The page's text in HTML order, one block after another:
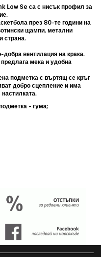
Low Seса с нисък профил за
през 80-те години на
щампи, метални
страна.
добра вентилация на крака.
мека и удобна
подметка с въртящ се кръг
добро сцепление и има
- гума;